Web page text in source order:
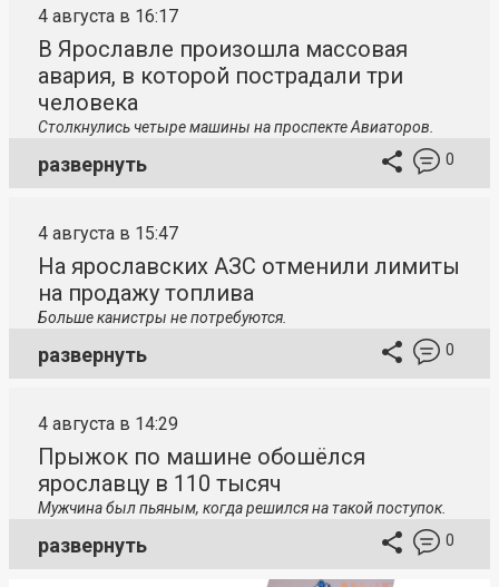
4 августа в 16:17
В Ярославле произошла массовая
авария, в которой пострадали три
человека
Столкнулись четыре машины на проспекте Авиаторов.
развернуть 0
4 августа в 15:47
На ярославских АЗС отменили лимиты
на продажу топлива
Больше канистры не потребуются.
развернуть 0
4 августа в 14:29
Прыжок по машине обошёлся
ярославцу в 110 тысяч
Мужчина был пьяным, когда решился на такой поступок.
развернуть 0